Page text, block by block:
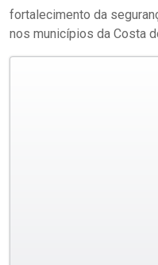
fortalecimento da
nos municípios da Costa